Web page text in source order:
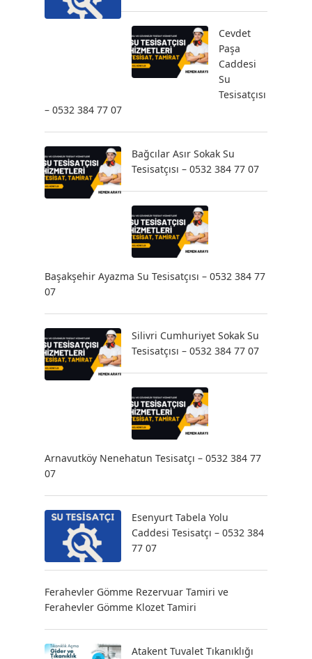
Cevdet
Paşa
Caddesi
Su
Tesisatçısı
– 0532 384 77 07
Bağcılar Asır Sokak Su
Tesisatçısı – 0532 384 77 07
Başakşehir Ayazma Su Tesisatçısı – 0532 384 77
07
Silivri Cumhuriyet Sokak Su
Tesisatçısı – 0532 384 77 07
Arnavutköy Nenehatun Tesisatçı – 0532 384 77
07
Esenyurt Tabela Yolu
Caddesi Tesisatçı – 0532 384
77 07
Ferahevler Gömme Rezervuar Tamiri ve
Ferahevler Gömme Klozet Tamiri
Atakent Tuvalet Tıkanıklığı